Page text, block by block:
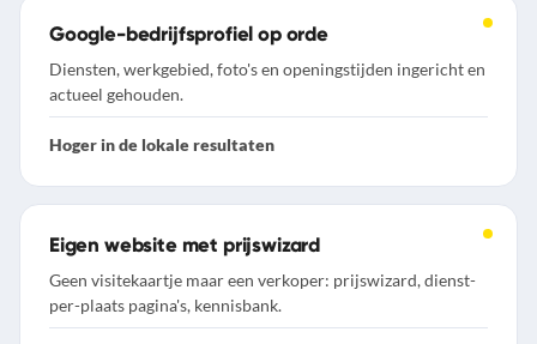
Google-bedrijfsprofiel op orde
Diensten, werkgebied, foto's en openingstijden ingericht en
actueel gehouden.
Hoger in de lokale resultaten
Eigen website met prijswizard
Geen visitekaartje maar een verkoper: prijswizard, dienst-
per-plaats pagina's, kennisbank.